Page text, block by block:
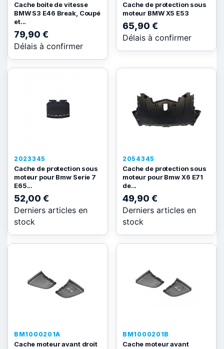
Cache boite de vitesse
BMW S3 E46 Break, Coupé
et...
79,90 €
Délais à confirmer
Cache de protection sous
moteur BMW X5 E53
65,90 €
Délais à confirmer
2023345
Cache de protection sous
moteur pour Bmw Serie 7
E65...
52,00 €
Derniers articles en
stock
2054345
Cache de protection sous
moteur pour Bmw X6 E71
de...
49,90 €
Derniers articles en
stock
BM1000201A
Cache moteur avant droit
BM1000201B
Cache moteur avant